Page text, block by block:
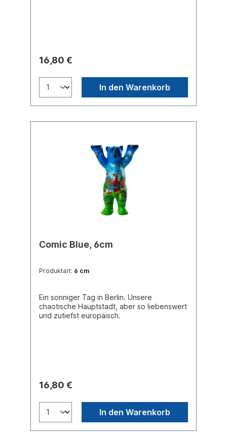
16,80 €
In den Warenkorb
Comic Blue, 6cm
Produktart: 6 cm
Ein sonniger Tag in Berlin. Unsere
chaotische Hauptstadt, aber so liebenswert
und zutiefst europäisch.
16,80 €
In den Warenkorb